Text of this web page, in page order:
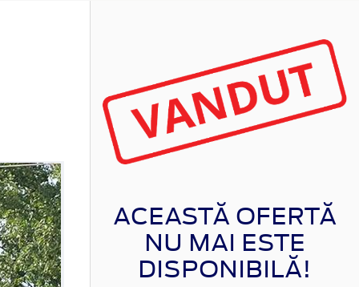
ACEASTĂ OFERTĂ
NU MAI ESTE
DISPONIBILĂ!